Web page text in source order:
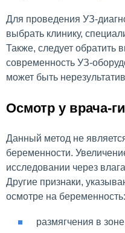
Для проведения УЗ-
выбрать клинику,
Также, следует обратить
современность УЗ-
может быть
Осмотр у врача-
Данный метод не
беременности.
исследовании через
Другие признаки,
осмотре на беременность:
размягчения в